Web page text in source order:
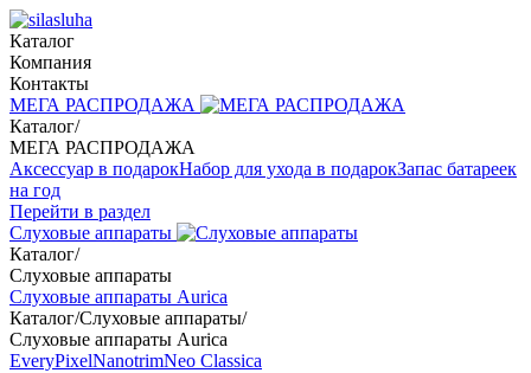
Каталог
Компания
Контакты
МЕГА РАСПРОДАЖА
Каталог/
МЕГА РАСПРОДАЖА
Аксессуар в подарокНабор для ухода в подарокЗапас батареек
на год
Перейти в раздел
Слуховые аппараты
Каталог/
Слуховые аппараты
Слуховые аппараты Aurica
Каталог/Слуховые аппараты/
Слуховые аппараты Aurica
EveryPixelNanotrimNeo Classica